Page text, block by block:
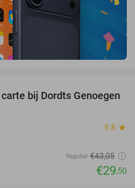
31%
bij Dordts Genoegen
9.8 star
Regulier €43,05
€29,50